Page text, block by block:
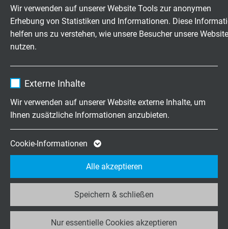
Laufzeit 1 Jahr
Wir verwenden auf unserer Website Tools zur anonymen
Erhebung von Statistiken und Informationen. Diese
helfen uns zu verstehen, wie unsere Besucher unsere Website
nutzen.
Laufzeit 2 Jahre
Zweck
Cookie von Google für Website-Analysen.
Erzeugt statistische Daten darüber, wie der
Besucher die Website nutzt.
_ga_JL6KH9WKZ9, Google Analytics
Google LLC
Externe Inhalte
Wir verwenden auf unserer Website externe Inhalte, um
Ihnen zusätzliche Informationen anzubieten.
Cookie-Informationen
Nur essentielle Cookies akzeptieren
Speichern & schließen
Alle akzeptieren
SABIX® A 100 HT
Hoch-Temperaturbeständige Aderleitung mit vernickelter
Litze und VDE-Reg.-Nr. 7088
SABIX® A 101 HT
Hoch-Temperaturbeständige Aderleitung mit versilberter
Litze und VDE-Reg.-Nr. 7088